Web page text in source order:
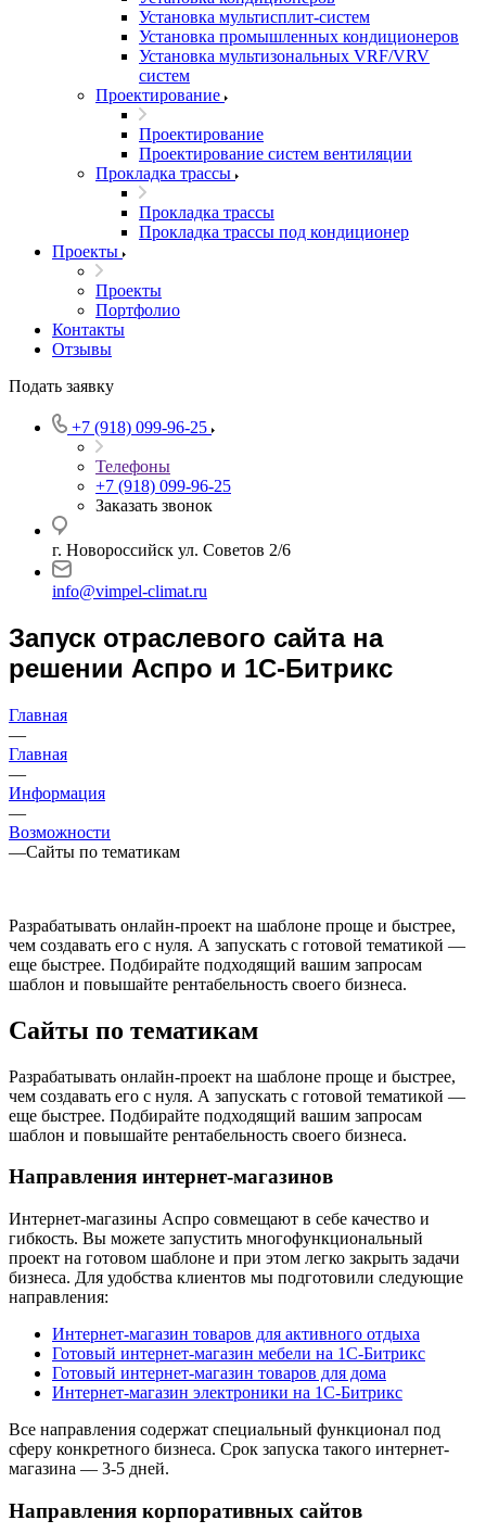
Установка мультисплит-систем
Установка промышленных кондиционеров
Установка мультизональных VRF/VRV
систем
Проектирование
Проектирование
Проектирование систем вентиляции
Прокладка трассы
Прокладка трассы
Прокладка трассы под кондиционер
Проекты
Проекты
Портфолио
Контакты
Отзывы
Подать заявку
+7 (918) 099-96-25
Телефоны
+7 (918) 099-96-25
Заказать звонок
г. Новороссийск ул. Советов 2/6
info@vimpel-climat.ru
Запуск отраслевого сайта на
решении Аспро и 1С-Битрикс
Главная
—
Главная
—
Информация
—
Возможности
—Сайты по тематикам
Разрабатывать онлайн-проект на шаблоне проще и быстрее,
чем создавать его с нуля. А запускать с готовой тематикой —
еще быстрее. Подбирайте подходящий вашим запросам
шаблон и повышайте рентабельность своего бизнеса.
Сайты по тематикам
Разрабатывать онлайн-проект на шаблоне проще и быстрее,
чем создавать его с нуля. А запускать с готовой тематикой —
еще быстрее. Подбирайте подходящий вашим запросам
шаблон и повышайте рентабельность своего бизнеса.
Направления интернет-магазинов
Интернет-магазины Аспро совмещают в себе качество и
гибкость. Вы можете запустить многофункциональный
проект на готовом шаблоне и при этом легко закрыть задачи
бизнеса. Для удобства клиентов мы подготовили следующие
направления:
Интернет-магазин товаров для активного отдыха
Готовый интернет-магазин мебели на 1С-Битрикс
Готовый интернет-магазин товаров для дома
Интернет-магазин электроники на 1С-Битрикс
Все направления содержат специальный функционал под
сферу конкретного бизнеса. Срок запуска такого интернет-
магазина — 3-5 дней.
Направления корпоративных сайтов